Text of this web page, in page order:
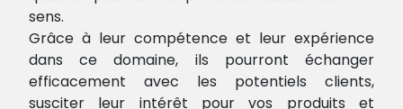
sens.
Grâce à leur compétence et leur expérience
dans ce domaine, ils pourront échanger
efficacement avec les potentiels clients,
susciter leur intérêt pour vos produits et